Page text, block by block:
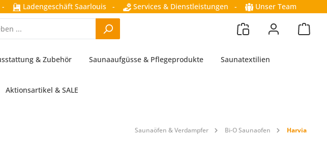
- Ladengeschäft Saarlouis - Services & Dienstleistungen - Unser Team
& Zubehör Saunaaufgüsse & Pflegeprodukte Saunatextilien
Aktionsartikel & SALE
Saunaöfen & Verdampfer Bi-O Saunaofen Harvia